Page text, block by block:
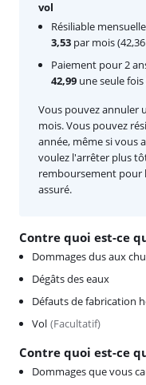
Contre quoi est-ce
Dommages dus aux
Dégâts des eaux
Défauts de fabrication
Vol (Facultatif)
Contre quoi est-ce
Dommages que vous
vol
Résiliable
3,53 par mois
Paiement pour 2
42,99 une seule
Vous pouvez annuler
mois. Vous pouvez
année, même si vous
voulez l'arrêter plus
remboursement pour
assuré.